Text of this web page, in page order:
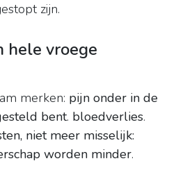
zijn.
hele vroege
merken: pijn onder in de
bent. bloedverlies.
niet meer misselijk:
worden minder.